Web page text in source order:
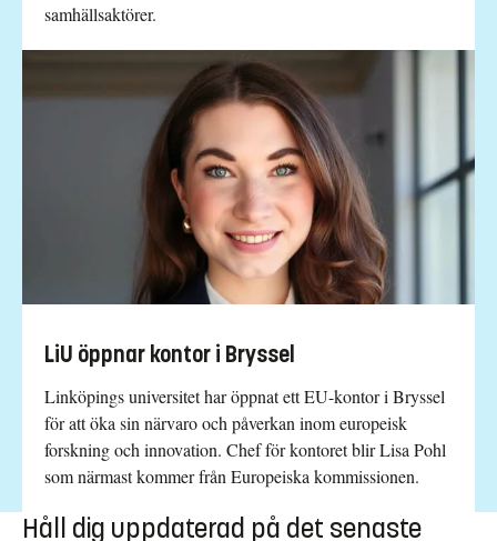
samhällsaktörer.
LiU öppnar kontor i Bryssel
Linköpings universitet har öppnat ett EU-kontor i Bryssel
för att öka sin närvaro och påverkan inom europeisk
forskning och innovation. Chef för kontoret blir Lisa Pohl
som närmast kommer från Europeiska kommissionen.
Håll dig uppdaterad på det senaste